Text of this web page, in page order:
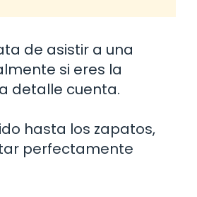
de asistir a una
si eres la
detalle cuenta.
hasta los zapatos,
perfectamente